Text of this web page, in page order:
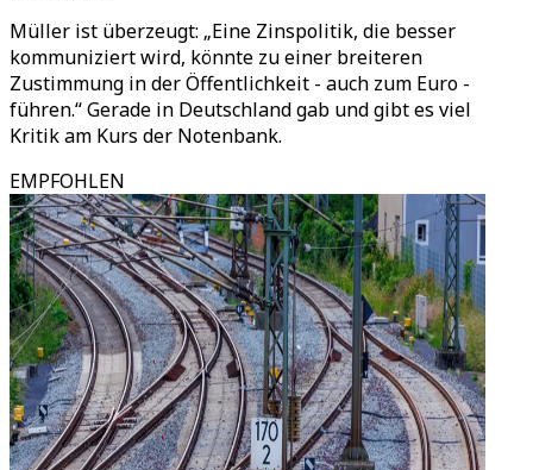
Müller ist überzeugt: „Eine Zinspolitik, die besser
kommuniziert wird, könnte zu einer breiteren
Zustimmung in der Öffentlichkeit - auch zum Euro -
führen.“ Gerade in Deutschland gab und gibt es viel
Kritik am Kurs der Notenbank.
EMPFOHLEN